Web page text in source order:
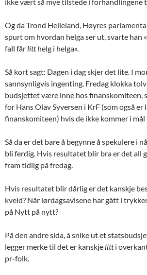
ikke vært så mye tilstede i forhandlingene
Og da Trond Helleland, Høyres
spurt om hvordan helga ser ut, svarte han
fall får litthelg i helga».
Så kort sagt: Dagen i dag skjer det lite. I
sannsynligvis ingenting. Fredag klokka
budsjettet være inne hos finanskomiteen,
for Hans Olav Syversen i KrF (som også er
finanskomiteen) hvis de ikke kommer i
Så da er det bare å begynne å spekulere i
bli ferdig. Hvis resultatet blir bra er det all
fram tidlig på fredag.
Hvis resultatet blir dårlig er det kanskje
kveld? Når lørdagsavisene har gått i
på Nytt på nytt?
På den andre sida, å snike ut et
legger merke til det er kanskje litti
pr-folk.